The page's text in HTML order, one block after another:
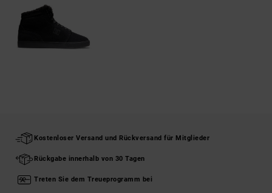
Kostenloser Versand und Rückversand für Mitglieder
Rückgabe innerhalb von 30 Tagen
Treten Sie dem Treueprogramm bei